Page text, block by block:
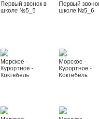
Первый звонок в
школе №5_5
Первый
школе №5_6
Морское -
Курортное -
Коктебель
Морское -
Курортное -
Коктебель